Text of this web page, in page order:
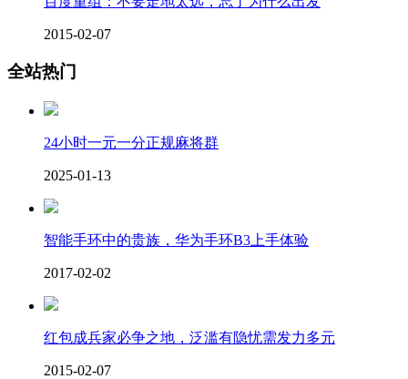
2015-02-07
全站热门
24小时一元一分正规麻将群
2025-01-13
智能手环中的贵族，华为手环B3上手体验
2017-02-02
红包成兵家必争之地，泛滥有隐忧需发力多元
2015-02-07